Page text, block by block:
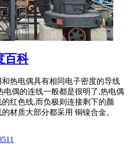
百科
热电偶具有相同电子密度的导线
电偶的连线一般都是很明了,热电偶
红色线,而负极则连接剩下的颜
材质大部分都采用 铜镍合金。